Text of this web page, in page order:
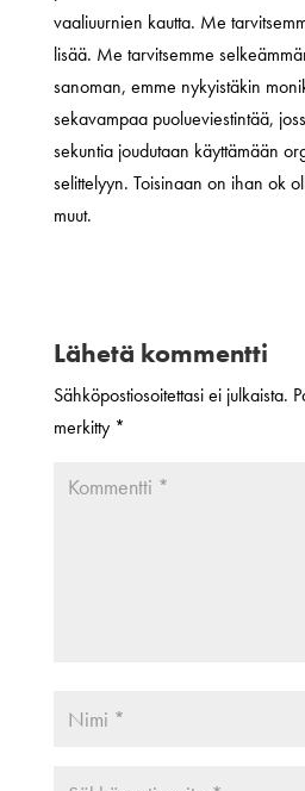
vaaliuurnien kautta. Me
lisää. Me tarvitsemme
sanoman, emme nykyistäkin
sekavampaa puolueviestintää,
sekuntia joudutaan käyttämään
selittelyyn. Toisinaan on ihan ok
muut.
Lähetä kommentti
Sähköpostiosoitettasi ei julkaista.
merkitty *